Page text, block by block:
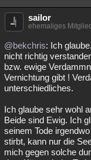
sailor
ehemaliges Mitglied
@bekchris: Ich
nicht richtig
bzw. ewige
Vernichtung gibt !
unterschiedliches.
Ich glaube sehr wohl
Beide sind Ewig. Ich
seinem Tode
stirbt, kann nur die
mich gegen solche